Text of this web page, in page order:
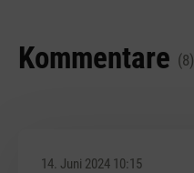
Kommentare (8)
14. Juni 2024 10:15